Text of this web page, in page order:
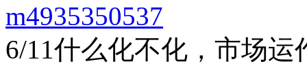
m4935350537
6/11什么化不化，市场运